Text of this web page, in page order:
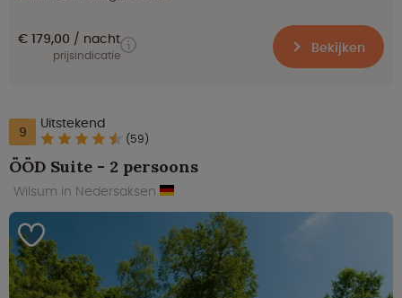
€ 179,00 nacht
prijsindicatie Bekijken
9 Uitstekend
(59)
ÖÖD Suite - 2 persoons
Wilsum in Nedersaksen